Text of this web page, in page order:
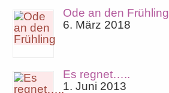
Ode an den Frühling
6. März 2018
Es regnet…..
1. Juni 2013